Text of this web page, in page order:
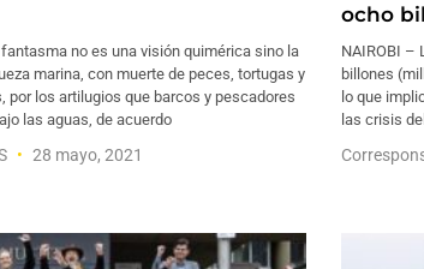
no es una visión quimérica sino la
marina, con muerte de peces, tortugas y
por los artilugios que barcos y pescadores
las aguas, de acuerdo
28 mayo, 2021
ocho
NAIROBI –
billones
lo que
las crisis